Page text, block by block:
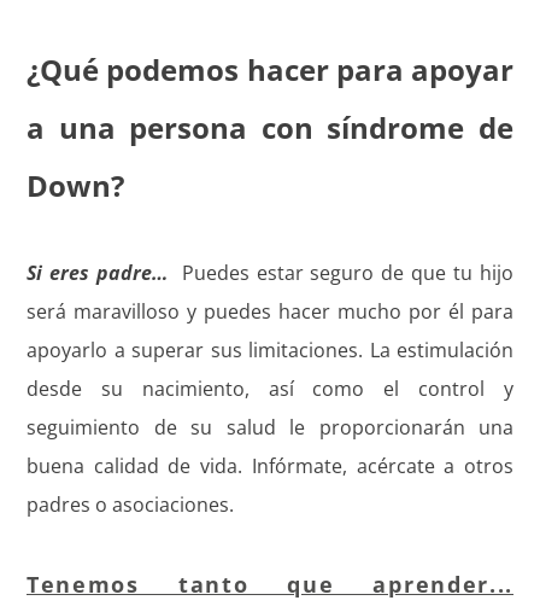
¿Qué podemos hacer para apoyar
a una persona con síndrome de
Down?
Si eres padre… Puedes estar seguro de que tu hijo
será maravilloso y puedes hacer mucho por él para
apoyarlo a superar sus limitaciones. La estimulación
desde su nacimiento, así como el control y
seguimiento de su salud le proporcionarán una
buena calidad de vida. Infórmate, acércate a otros
padres o asociaciones.
Tenemos tanto que aprender...